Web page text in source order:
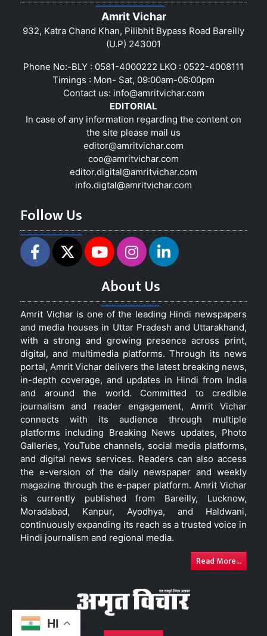
HI
Amrit Vichar
932, Katra Chand Khan, Pilibhit Bypass Road Bareilly
(U.P) 243001
Phone No:-BLY : 0581-4000222 LKO : 0522-4008111
Timings : Mon- Sat, 09:00am-06:00pm
Contact us: info@amritvichar.com
EDITORIAL
In case of any information regarding the content on
the site please mail us
editor@amritvichar.com
coo@amritvichar.com
editor.digital@amritvichar.com
info.digtal@amritvichar.com
Follow Us
About Us
Amrit Vichar is one of the leading Hindi newspapers
and media houses in Uttar Pradesh and Uttarakhand,
with a strong and growing presence across print,
digital, and multimedia platforms. Through its news
portal, Amrit Vichar delivers the latest breaking news,
in-depth coverage, and updates in Hindi from India
and around the world. Committed to credible
journalism and reader engagement, Amrit Vichar
connects with its audience through multiple
platforms including Breaking News updates, Photo
Galleries, YouTube channels, social media platforms,
and digital news services. Readers can also access
the e-version of the daily newspaper and weekly
magazine through the e-paper platform. Amrit Vichar
is currently published from Bareilly, Lucknow,
Moradabad, Kanpur, Ayodhya, and Haldwani,
continuously expanding its reach as a trusted voice in
Hindi journalism and regional media.
Read More...